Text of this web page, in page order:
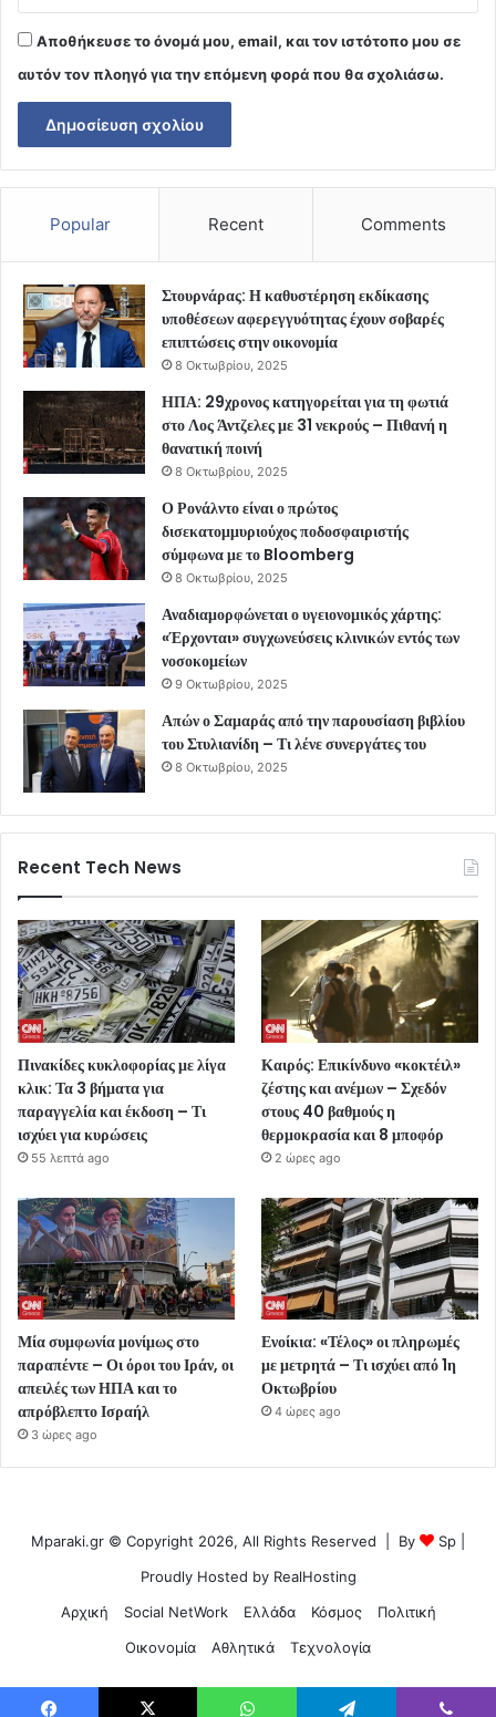
Αποθήκευσε το όνομά μου, email, και τον ιστότοπο μου σε
αυτόν τον πλοηγό για την επόμενη φορά που θα σχολιάσω.
Popular Recent Comments
Στουρνάρας: Η καθυστέρηση εκδίκασης
υποθέσεων αφερεγγυότητας έχουν σοβαρές
επιπτώσεις στην οικονομία
8 Οκτωβρίου, 2025
ΗΠΑ: 29χρονος κατηγορείται για τη φωτιά
στο Λος Άντζελες με 31 νεκρούς – Πιθανή η
θανατική ποινή
8 Οκτωβρίου, 2025
Ο Ρονάλντο είναι ο πρώτος
δισεκατομμυριούχος ποδοσφαιριστής
σύμφωνα με το Bloomberg
8 Οκτωβρίου, 2025
Αναδιαμορφώνεται ο υγειονομικός χάρτης:
«Έρχονται» συγχωνεύσεις κλινικών εντός των
νοσοκομείων
9 Οκτωβρίου, 2025
Απών ο Σαμαράς από την παρουσίαση βιβλίου
του Στυλιανίδη – Τι λένε συνεργάτες του
8 Οκτωβρίου, 2025
Recent Tech News
Πινακίδες κυκλοφορίας με λίγα
κλικ: Τα 3 βήματα για
παραγγελία και έκδοση – Τι
ισχύει για κυρώσεις
55 λεπτά ago
Καιρός: Επικίνδυνο «κοκτέιλ»
ζέστης και ανέμων – Σχεδόν
στους 40 βαθμούς η
θερμοκρασία και 8 μποφόρ
2 ώρες ago
Μία συμφωνία μονίμως στο
παραπέντε – Οι όροι του Ιράν, οι
απειλές των ΗΠΑ και το
απρόβλεπτο Ισραήλ
3 ώρες ago
Ενοίκια: «Τέλος» οι πληρωμές
με μετρητά – Τι ισχύει από 1η
Οκτωβρίου
4 ώρες ago
Mparaki.gr © Copyright 2026, All Rights Reserved | By Sp
Proudly Hosted by RealHosting
Αρχική
Social NetWork Ελλάδα Κόσμος
Πολιτική
Οικονομία
Αθλητικά Τεχνολογία